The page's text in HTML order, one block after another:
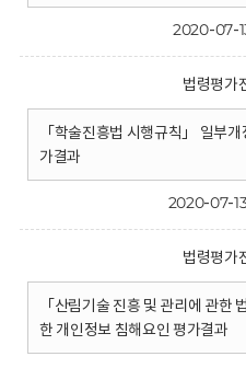
2020-07-
법령평가
「학술진흥법 시행규칙」 일부
가결과
2020-07-
법령평가
「산림기술 진흥 및 관리에 관한
한 개인정보 침해요인 평가결과